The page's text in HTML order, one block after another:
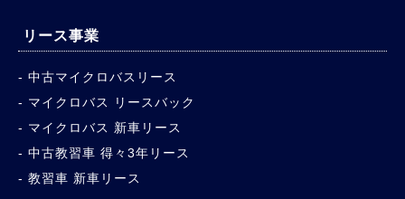
リース事業
中古マイクロバスリース
マイクロバス リースバック
マイクロバス 新車リース
中古教習車 得々3年リース
教習車 新車リース